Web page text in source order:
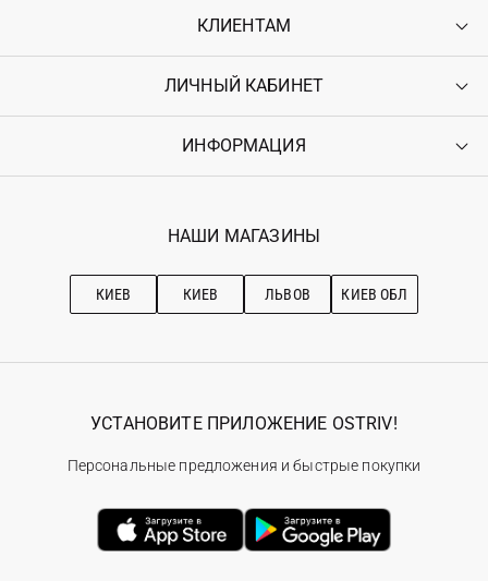
КЛИЕНТАМ
Контакты
Возврат
Гарантия
ЛИЧНЫЙ КАБИНЕТ
Войти
Ostriv Club+
ИНФОРМАЦИЯ
Наши магазини
Рекомендации по уходу
НАШИ МАГАЗИНЫ
КИЕВ КИЕВ ЛЬВОВ КИЕВ ОБЛ
УСТАНОВИТЕ ПРИЛОЖЕНИЕ OSTRIV!
Персональные предложения и быстрые покупки